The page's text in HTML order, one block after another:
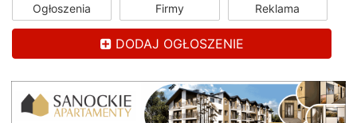
Ogłoszenia Firmy Reklama
DODAJ OGŁOSZENIE